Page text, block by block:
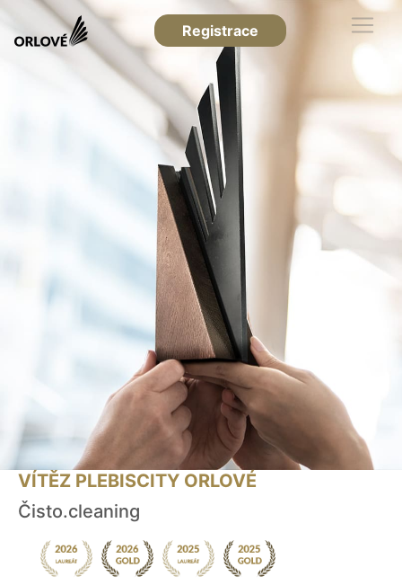
Registrace
VÍTĚZ PLEBISCITY ORLOVÉ
Čisto.cleaning